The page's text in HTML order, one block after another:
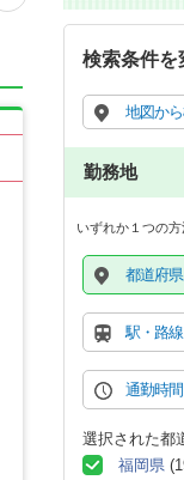
検索条件を
地図か
勤務地
いずれか１つの方
都道府
駅・路
通勤時
選択された都
福岡県